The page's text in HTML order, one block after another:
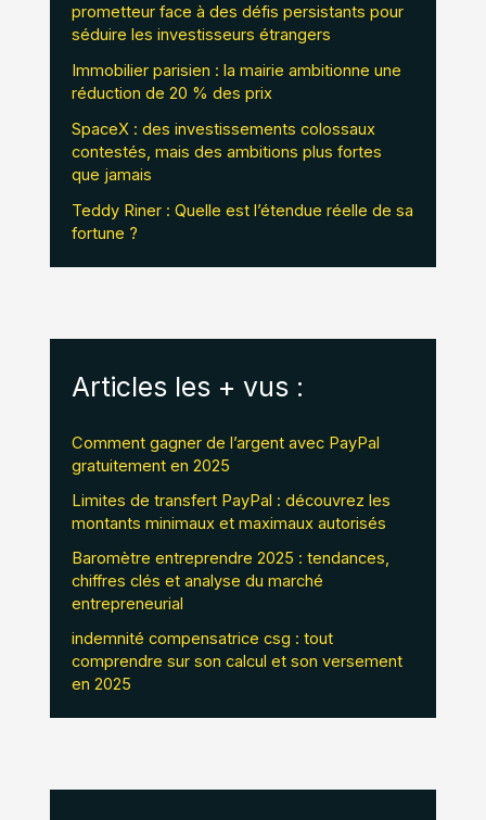
prometteur face à des défis persistants pour
séduire les investisseurs étrangers
Immobilier parisien : la mairie ambitionne une
réduction de 20 % des prix
SpaceX : des investissements colossaux
contestés, mais des ambitions plus fortes
que jamais
Teddy Riner : Quelle est l’étendue réelle de sa
fortune ?
Articles les + vus :
Comment gagner de l’argent avec PayPal
gratuitement en 2025
Limites de transfert PayPal : découvrez les
montants minimaux et maximaux autorisés
Baromètre entreprendre 2025 : tendances,
chiffres clés et analyse du marché
entrepreneurial
indemnité compensatrice csg : tout
comprendre sur son calcul et son versement
en 2025